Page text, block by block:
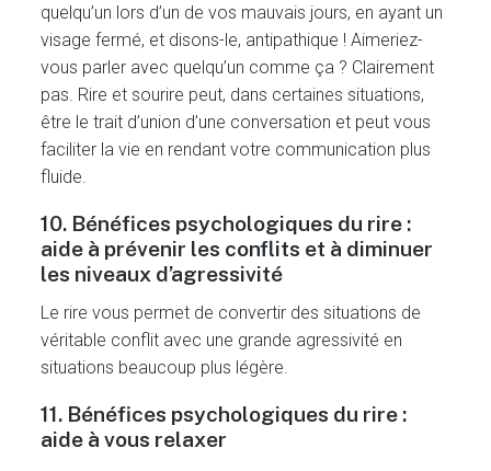
quelqu’un lors d’un de vos mauvais jours, en ayant un
visage fermé, et disons-le, antipathique ! Aimeriez-
vous parler avec quelqu’un comme ça ? Clairement
pas. Rire et sourire peut, dans certaines situations,
être le trait d’union d’une conversation et peut vous
faciliter la vie en rendant votre communication plus
fluide.
10. Bénéfices psychologiques du rire :
aide à prévenir les conflits et à diminuer
les niveaux d’agressivité
Le rire vous permet de convertir des situations de
véritable conflit avec une grande agressivité en
situations beaucoup plus légère.
11. Bénéfices psychologiques du rire :
aide à vous relaxer